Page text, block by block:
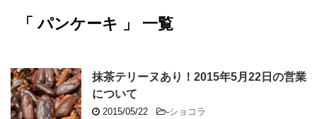
「 パンケーキ 」 一覧
抹茶テリーヌあり！2015年5月22日の営業
について
2015/05/22 -ショコラ